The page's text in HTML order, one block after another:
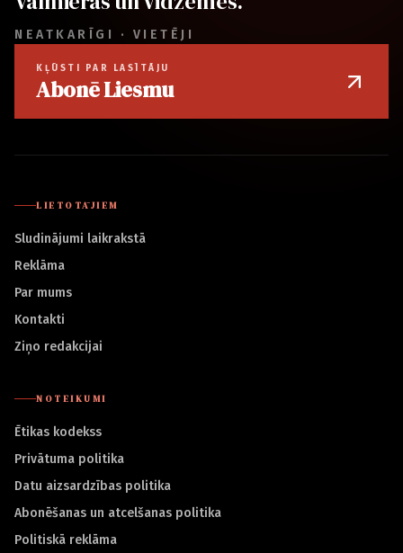
NEATKARĪGI · VIETĒJI
KĻŪSTI PAR LASĪTĀJU
Abonē Liesmu
LIETOTĀJIEM
Sludinājumi laikrakstā
Reklāma
Par mums
Kontakti
Ziņo redakcijai
NOTEIKUMI
Ētikas kodekss
Privātuma politika
Datu aizsardzības politika
Abonēšanas un atcelšanas politika
Politiskā reklāma